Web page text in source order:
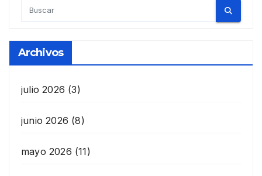
Archivos
julio 2026 (3)
junio 2026 (8)
mayo 2026 (11)